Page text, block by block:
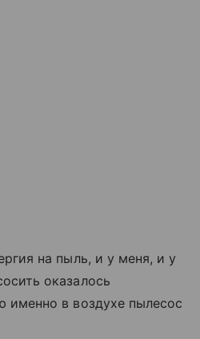
на пыль, и у меня, и у
оказалось
именно в воздухе пылесос